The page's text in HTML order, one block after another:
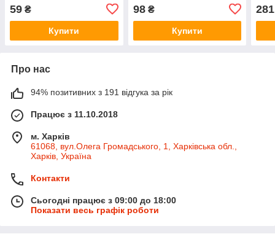
59 ₴
Купити
98₴
Купити
281
Про нас
94% позитивних з 191 відгука за рік
Працює з 11.10.2018
м. Харків
61068, вул.Олега Громадського, 1, Харківська обл.,
Харків, Україна
Контакти
Сьогодні працює з 09:00 до 18:00
Показати весь графік роботи